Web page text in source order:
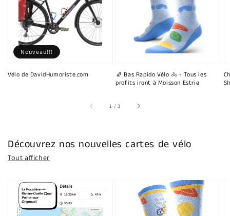
Vélo de DavidHumoriste.com
Nouveau!!!
🧦 Bas Rapido Vélo 🚴 - Tous les
profits iront à Moisson Estrie
1 /sur
3
Découvrez nos nouvelles cartes de vélo
Tout afficher